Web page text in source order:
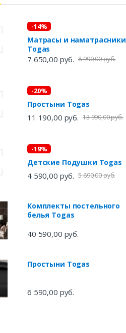
-14%
Матрасы и наматрасники
Togas
7 650,00 руб. 8 990,00 руб.
-20%
Простыни Togas
11 190,00 руб. 13 990,00 руб.
-19%
Детские Подушки Togas
4 590,00 руб. 5 690,00 руб.
Комплекты постельного
белья Togas
40 590,00 руб.
Простыни Togas
6 590,00 руб.